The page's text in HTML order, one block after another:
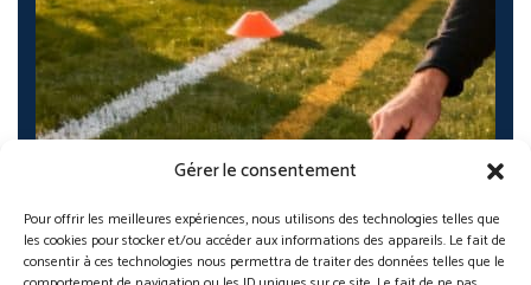
Gérer le consentement
Pour offrir les meilleures expériences, nous utilisons des technologies telles que
les cookies pour stocker et/ou accéder aux informations des appareils. Le fait de
consentir à ces technologies nous permettra de traiter des données telles que le